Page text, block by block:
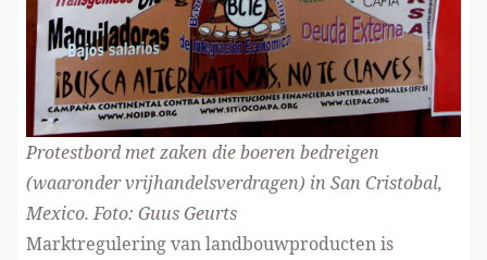
Protestbord met zaken die boeren bedreigen
(waaronder vrijhandelsverdragen) in San Cristobal,
Mexico. Foto: Guus Geurts
Marktregulering van landbouwproducten is